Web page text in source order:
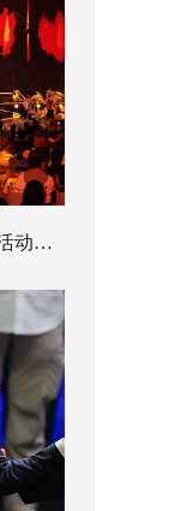
第38届大众电影百花奖系列活动开幕